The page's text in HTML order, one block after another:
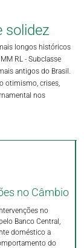
solidez
longos históricos
RL - Subclasse
antigos do Brasil.
otimismo, crises,
nos
no Câmbio
no
Banco Central,
doméstico a
do